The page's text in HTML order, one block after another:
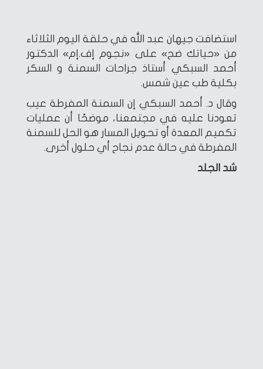
استضافت جيهان عبد الله في حلقة اليوم الثلاثاء
من «حياتك ضح» على «نجوم إف.إم» الدكتور
أحمد السبكي أستاذ جراحات السمنة و السكر
بكلية طب عين شمس.
وقال د. أحمد السبكي إن السمنة المفرطة عيب
تعودنا عليه في مجتمعنا، موضحًا أن عمليات
تكميم المعدة أو تحويل المسار هو الحل للسمنة
المفرطة في حالة عدم نجاح أي حلول أخرى.
شد الجلد